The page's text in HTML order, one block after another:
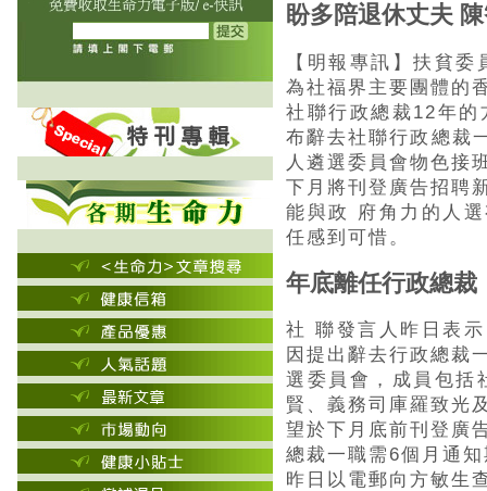
盼多陪退休丈夫
【明報專訊】扶貧
為社福界主要團體的
社聯行政總裁12年
布辭去社聯行政總裁
人遴選委員會物色接
下月將刊登廣告招聘
能與政 府角力的人
任感到可惜。
年底離任行政總裁
社 聯發言人昨日表
因提出辭去行政總裁
選委員會，成員包括
賢、義務司庫羅致光
望於下月底前刊登廣
總裁一職需6個月通
昨日以電郵向方敏生